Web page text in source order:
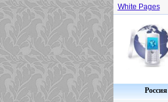
White Pages
Россия